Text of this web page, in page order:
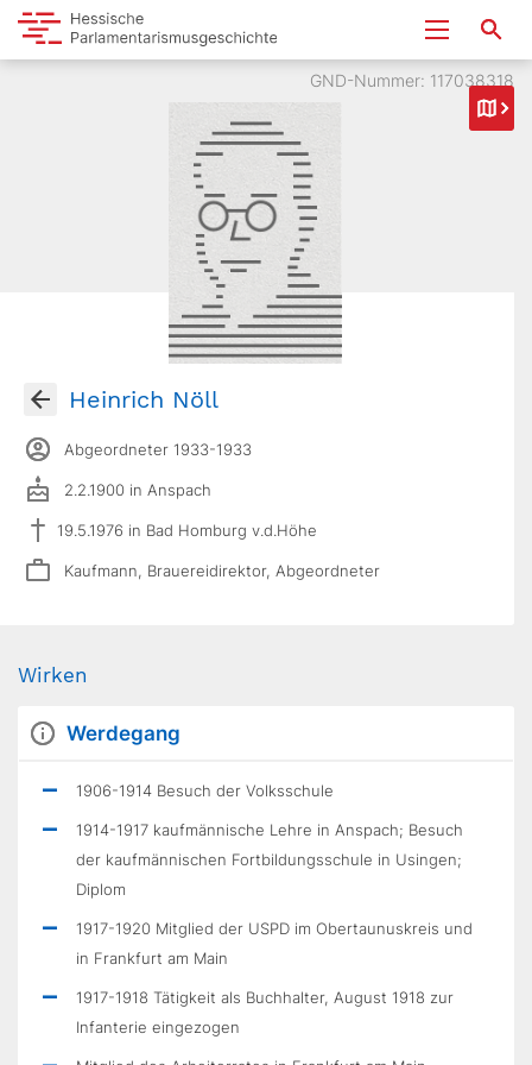
GND-Nummer: 117038318
Heinrich Nöll
Abgeordneter 1933-1933
2.2.1900 in Anspach
19.5.1976 in Bad Homburg v.d.Höhe
Kaufmann, Brauereidirektor, Abgeordneter
Wirken
Werdegang
1906-1914 Besuch der Volksschule
1914-1917 kaufmännische Lehre in Anspach; Besuch
der kaufmännischen Fortbildungsschule in Usingen;
Diplom
1917-1920 Mitglied der USPD im Obertaunuskreis und
in Frankfurt am Main
1917-1918 Tätigkeit als Buchhalter, August 1918 zur
Infanterie eingezogen